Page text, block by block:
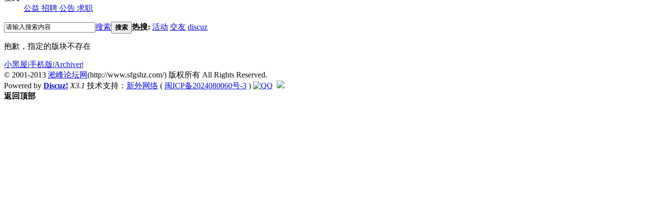
公益 招聘 公告 求职
搜索 搜索 热搜: 活动 交友 discuz
抱歉，指定的版块不存在
小黑屋|手机版|Archiver|
© 2001-2013 淞峰论坛网(http://www.sfgshz.com/) 版权所有 All Rights Reserved.
Powered by Discuz! X3.1 技术支持： 新外网络 ( 闽ICP备2024080060号-3 )
返回顶部